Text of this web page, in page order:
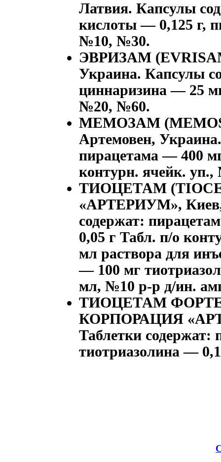
Латвия. Капсулы
кислоты — 0,125 г,
№10, №30.
ЭВРИЗАМ
Украина. Капсулы
циннаризина — 25
№20, №60.
МЕМОЗАМ
Артемовен,
пирацетама — 400
контурн. ячейк.
ТИОЦЕТАМ
«АРТЕРИУМ», Киев,
содержат:
0,05 г Табл. п/о
мл раствора для
— 100 мг
мл, №10 р-р д/ин.
ТИОЦЕТАМ
КОРПОРАЦИЯ
Таблетки содержат:
тиотриазолина —